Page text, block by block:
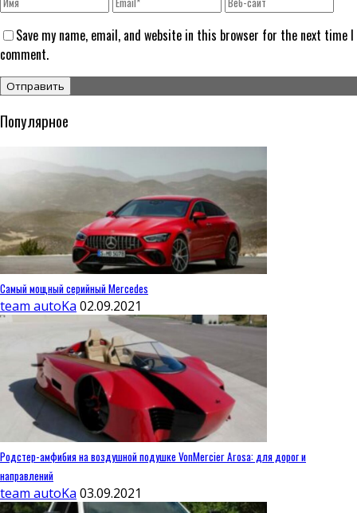
Save my name, email, and website in this browser for the next time I
comment.
Популярное
Самый мощный серийный Mercedes
team autoKa 02.09.2021
Родстер-амфибия на воздушной подушке VonMercier Arosa: для дорог и
направлений
team autoKa 03.09.2021